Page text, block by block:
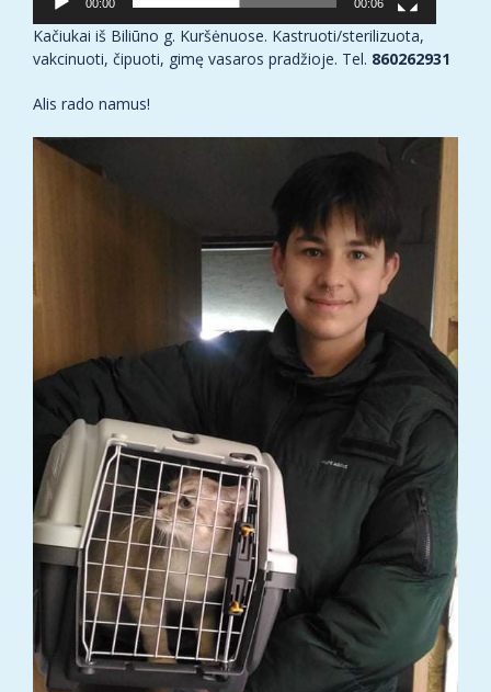
00:00 00:06
Kačiukai iš Biliūno g. Kuršėnuose. Kastruoti/sterilizuota,
vakcinuoti, čipuoti, gimę vasaros pradžioje. Tel. 860262931
Alis rado namus!